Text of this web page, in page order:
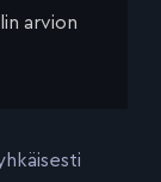
arvion